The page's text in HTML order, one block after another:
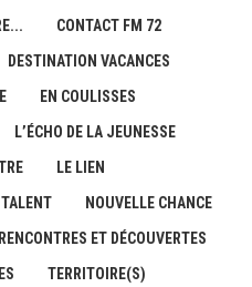
CONTACT FM 72
DESTINATION VACANCES
EN COULISSES
L’ÉCHO DE LA JEUNESSE
LE LIEN
NOUVELLE CHANCE
RENCONTRES ET DÉCOUVERTES
TERRITOIRE(S)